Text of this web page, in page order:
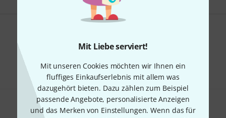
Mit Liebe serviert!
Mit unseren Cookies möchten wir Ihnen ein
fluffiges Einkaufserlebnis mit allem was
dazugehört bieten. Dazu zählen zum Beispiel
passende Angebote, personalisierte Anzeigen
und das Merken von Einstellungen. Wenn das für